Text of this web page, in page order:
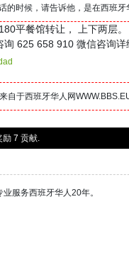
的时候，请告诉他，是在西班牙
平餐馆转让， 上下两层
625 658 910 微信咨询详
自于西班牙华人网
励 7 贡献.
服务西班牙华人20年。